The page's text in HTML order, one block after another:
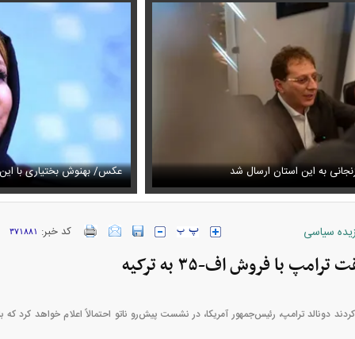
به این استان ارسال شد
فیلم/روایت رامین پرچمی از
انجام داد
نظام‌دوست در سالگرد ماه‌چهره خلیلی عکس/ بهنوش بختیاری با این
سیاسی کد خبر: ۳۷۱۸۸۱
با فروش اف-۳۵ به ترکیه
+ جدول